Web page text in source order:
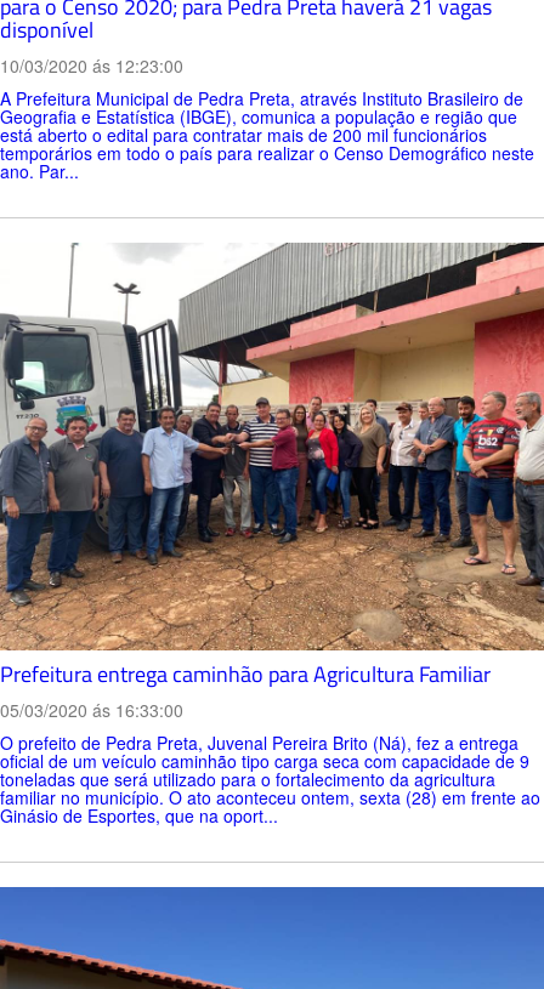
para o Censo 2020; para Pedra Preta haverá 21 vagas
disponível
10/03/2020 ás 12:23:00
A Prefeitura Municipal de Pedra Preta, através Instituto Brasileiro de
Geografia e Estatística (IBGE), comunica a população e região que
está aberto o edital para contratar mais de 200 mil funcionários
temporários em todo o país para realizar o Censo Demográfico neste
ano. Par...
Prefeitura entrega caminhão para Agricultura Familiar
05/03/2020 ás 16:33:00
O prefeito de Pedra Preta, Juvenal Pereira Brito (Ná), fez a entrega
oficial de um veículo caminhão tipo carga seca com capacidade de 9
toneladas que será utilizado para o fortalecimento da agricultura
familiar no município. O ato aconteceu ontem, sexta (28) em frente ao
Ginásio de Esportes, que na oport...